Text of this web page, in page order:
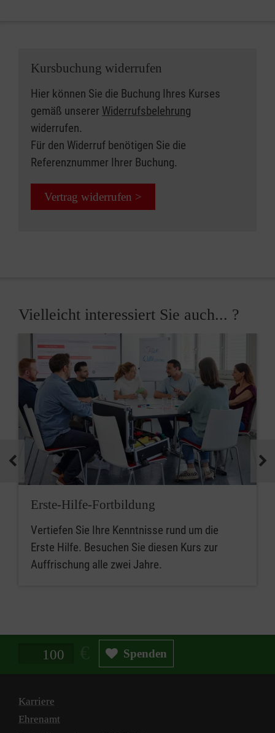
Kursbuchung widerrufen
Hier können Sie die Buchung Ihres Kurses
gemäß unserer Widerrufsbelehrung
widerrufen.
Für den Widerruf benötigen Sie die
Referenznummer Ihrer Buchung.
Vertrag widerrufen >
Vielleicht interessiert Sie auch... ?
Erste-Hilfe-Fortbildung
Vertiefen Sie Ihre Kenntnisse rund um die
Erste Hilfe. Besuchen Sie diesen Kurs zur
Auffrischung alle zwei Jahre.
Spendenbetrag in Euro Spenden
Karriere
Ehrenamt